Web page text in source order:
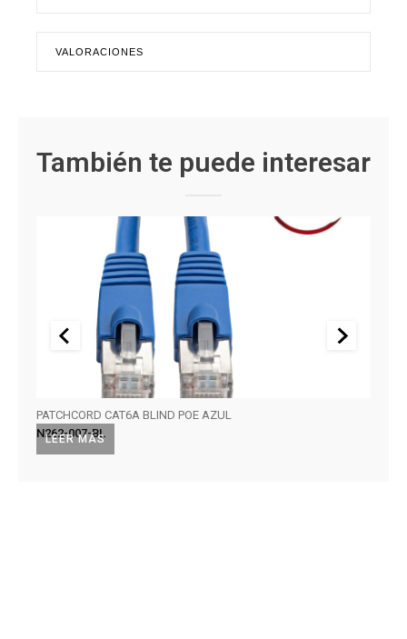
VALORACIONES
También te puede interesar
LEER MÁS
PATCHCORD CAT6A BLIND POE AZUL
N262-007-BL